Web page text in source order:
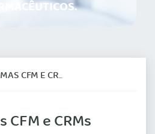
CFM E CRMS
e CRMs